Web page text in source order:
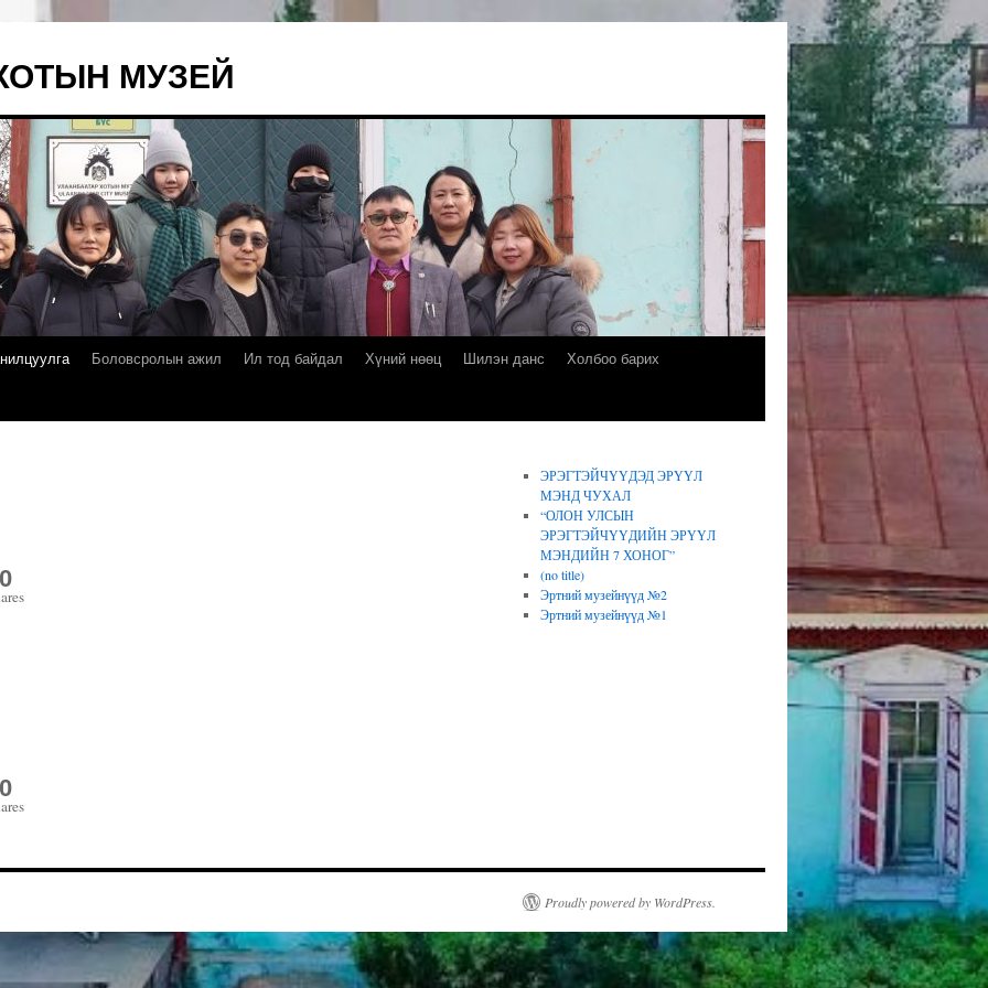
МУЗЕЙ
Боловсролын ажил Ил тод байдал Хүний нөөц Шилэн данс
Холбоо барих
0
0
ЭРЭГТЭЙЧҮҮДЭД ЭРҮҮЛ
МЭНД ЧУХАЛ
“ОЛОН УЛСЫН
ЭРЭГТЭЙЧҮҮДИЙН ЭРҮҮЛ
МЭНДИЙН 7 ХОНОГ”
(no title)
Эртний музейнүүд №2
Эртний музейнүүд №1
Proudly powered by WordPress.